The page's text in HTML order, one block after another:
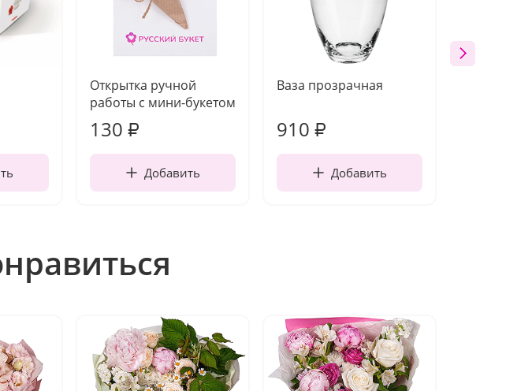
Открытка ручной
работы с мини-букетом
130 ₽
Добавить
Ваза прозрачная
910 ₽
Добавить